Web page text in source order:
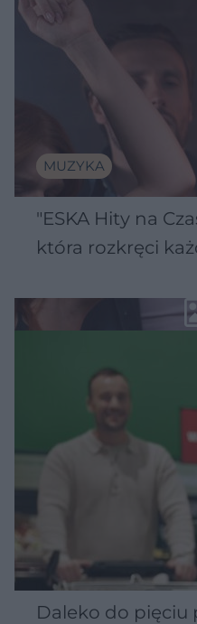
MUZYKA
"ESKA Hity na
która rozkręci
Daleko do pięciu